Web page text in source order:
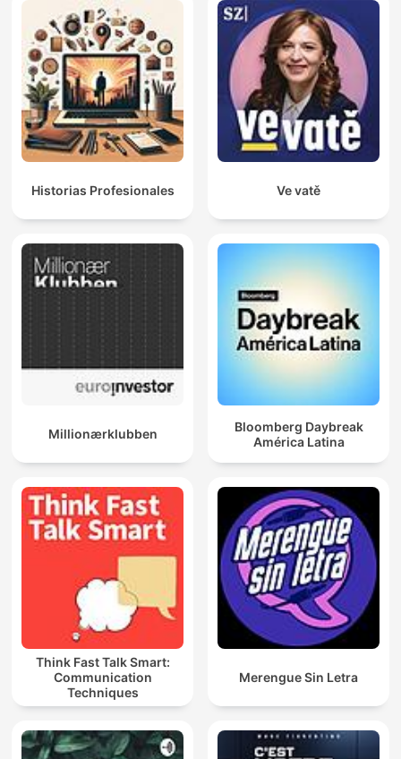
Historias Profesionales Ve vatě
Millionærklubben
Bloomberg Daybreak
América Latina
Think Fast Talk Smart:
Communication
Techniques
Merengue Sin Letra